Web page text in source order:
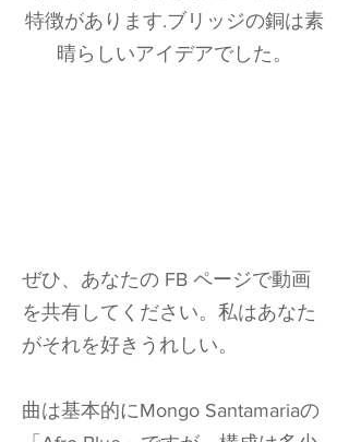
特徴があります.ブリッジの銅は素
晴らしいアイデアでした。
ぜひ、あなたの FB ページで動画
を共有してください。私はあなた
がそれを好きうれしい。
曲は基本的にMongo Santamariaの